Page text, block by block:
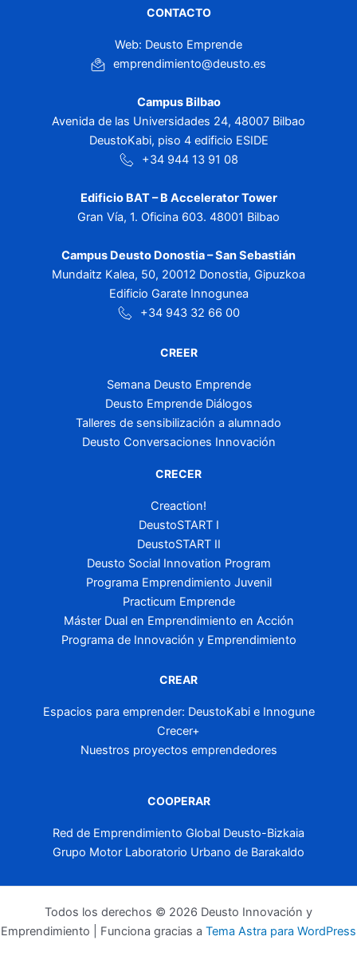
CONTACTO
Web: Deusto Emprende
emprendimiento@deusto.es
Campus Bilbao
Avenida de las Universidades 24, 48007 Bilbao
DeustoKabi, piso 4 edificio ESIDE
+34 944 13 91 08
Edificio BAT – B Accelerator Tower
Gran Vía, 1. Oficina 603. 48001 Bilbao
Campus Deusto Donostia – San Sebastián
Mundaitz Kalea, 50, 20012 Donostia, Gipuzkoa
Edificio Garate Innogunea
+34 943 32 66 00
CREER
Semana Deusto Emprende
Deusto Emprende Diálogos
Talleres de sensibilización a alumnado
Deusto Conversaciones Innovación
CRECER
Creaction!
DeustoSTART I
DeustoSTART II
Deusto Social Innovation Program
Programa Emprendimiento Juvenil
Practicum Emprende
Máster Dual en Emprendimiento en Acción
Programa de Innovación y Emprendimiento
CREAR
Espacios para emprender: DeustoKabi e Innogune
Crecer+
Nuestros proyectos emprendedores
COOPERAR
Red de Emprendimiento Global Deusto-Bizkaia
Grupo Motor Laboratorio Urbano de Barakaldo
Todos los derechos © 2026 Deusto Innovación y
Emprendimiento | Funciona gracias a Tema Astra para WordPress